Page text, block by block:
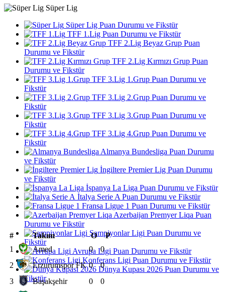
Süper Lig
Süper Lig Puan Durumu ve Fikstür
TFF 1.Lig Puan Durumu ve Fikstür
TFF 2.Lig Beyaz Grup Puan
Durumu ve Fikstür
TFF 2.Lig Kırmızı Grup Puan
Durumu ve Fikstür
TFF 3.Lig 1.Grup Puan Durumu ve
Fikstür
TFF 3.Lig 2.Grup Puan Durumu ve
Fikstür
TFF 3.Lig 3.Grup Puan Durumu ve
Fikstür
TFF 3.Lig 4.Grup Puan Durumu ve
Fikstür
Almanya Bundesliga Puan Durumu
ve Fikstür
İngiltere Premier Lig Puan Durumu
ve Fikstür
İspanya La Liga Puan Durumu ve Fikstür
İtalya Serie A Puan Durumu ve Fikstür
Fransa Ligue 1 Puan Durumu ve Fikstür
Azerbaijan Premyer Liqa Puan
Durumu ve Fikstür
Şampiyonlar Ligi Puan Durumu ve
Fikstür
Avrupa Ligi Puan Durumu ve Fikstür
Konferans Ligi Puan Durumu ve Fikstür
Dünya Kupası 2026 Puan Durumu ve
Fikstür
# Takım O
P
1
Amed 0
0
2
Erzurumspor FK 0
0
3
Başakşehir 0
0